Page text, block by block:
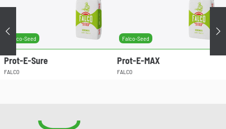
Falco-Seed
Prot-E-Sure
FALCO
Falco-Seed
Prot-E-MAX
FALCO
Précédent
Pied de page